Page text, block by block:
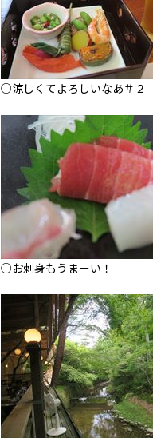
○涼しくてよろしいなあ＃２
○お刺身もうまーい！